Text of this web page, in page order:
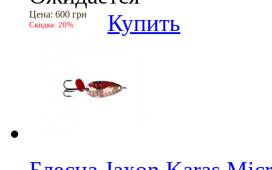
Цена: 600 грн
Скидка: 20% Купить